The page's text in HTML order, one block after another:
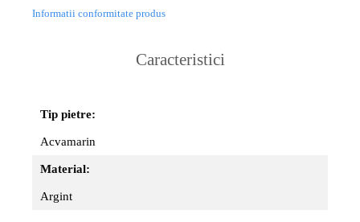
Informatii conformitate produs
Caracteristici
Tip pietre:
Acvamarin
Material:
Argint